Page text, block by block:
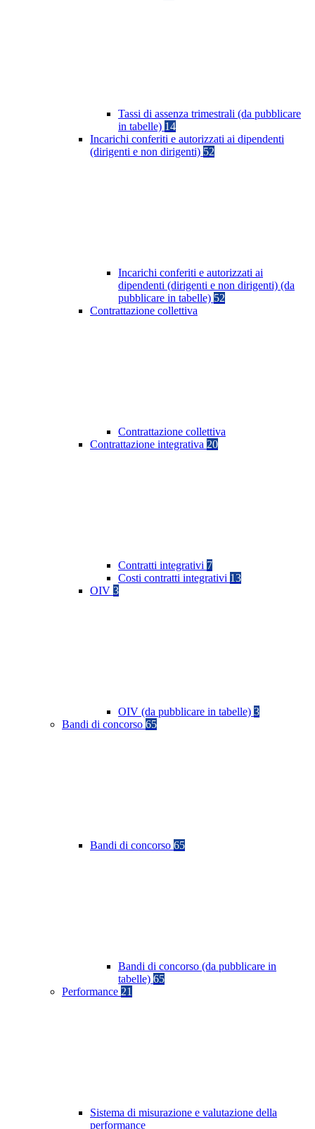
Tassi di assenza trimestrali (da pubblicare
in tabelle) 14
Incarichi conferiti e autorizzati ai dipendenti
(dirigenti e non dirigenti) 52
Incarichi conferiti e autorizzati ai
dipendenti (dirigenti e non dirigenti) (da
pubblicare in tabelle) 52
Contrattazione collettiva
Contrattazione collettiva
Contrattazione integrativa 20
Contratti integrativi 7
Costi contratti integrativi 13
OIV 3
OIV (da pubblicare in tabelle) 3
Bandi di concorso 65
Bandi di concorso 65
Bandi di concorso (da pubblicare in
tabelle) 65
Performance 21
Sistema di misurazione e valutazione della
performance